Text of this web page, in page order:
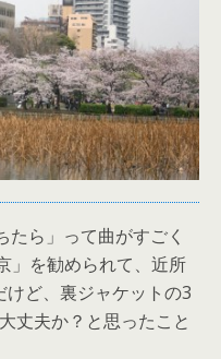
ら」って曲がすごく
」を勧められて、近所
ど、裏ジャケットの3
丈夫か？と思ったこと